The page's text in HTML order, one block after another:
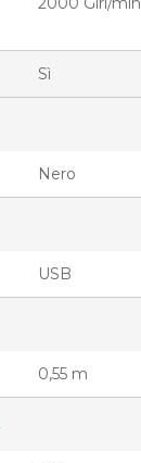
Sì
Nero
USB
0,55 m